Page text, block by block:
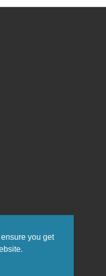
you get